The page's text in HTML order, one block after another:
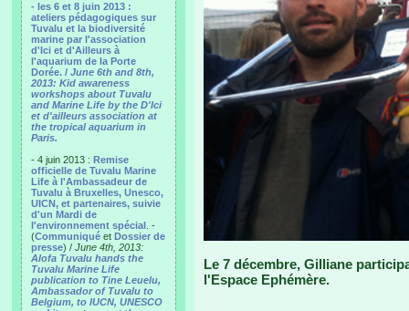
- les 6 et 8 juin 2013 :
ateliers pédagogiques sur
Tuvalu et la biodiversité
marine par l'association
d'Ici et d'Ailleurs à
l'aquarium de la Porte
Dorée. / June 6th and 8th,
2013: Kid awareness
workshops about Tuvalu
and Marine Life by the D'Ici
et d'ailleurs association at
the tropical aquarium in
Paris.
- 4 juin 2013 : Remise
officielle de Tuvalu Marine
Life à l'Ambassadeur de
Tuvalu à Bruxelles, Unesco,
UICN, et partenaires, suivie
d'un Mardi de
l'environnement spécial . -
(Communiqué et Dossier de
presse) / June 4th, 2013:
Alofa Tuvalu hands the
Tuvalu Marine Life
publication to Tine Leuelu,
Ambassador of Tuvalu to
Belgium, to IUCN, UNESCO
Le 7 décembre, Gilliane
l'Espace Ephémère.